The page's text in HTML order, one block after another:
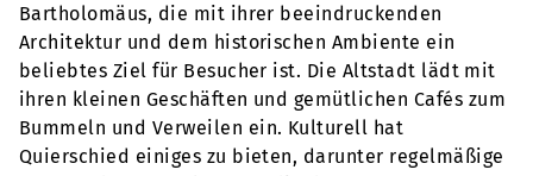
Bartholomäus, die mit ihrer beeindruckenden
Architektur und dem historischen Ambiente ein
beliebtes Ziel für Besucher ist. Die Altstadt lädt mit
ihren kleinen Geschäften und gemütlichen Cafés zum
Bummeln und Verweilen ein. Kulturell hat
Quierschied einiges zu bieten, darunter regelmäßige